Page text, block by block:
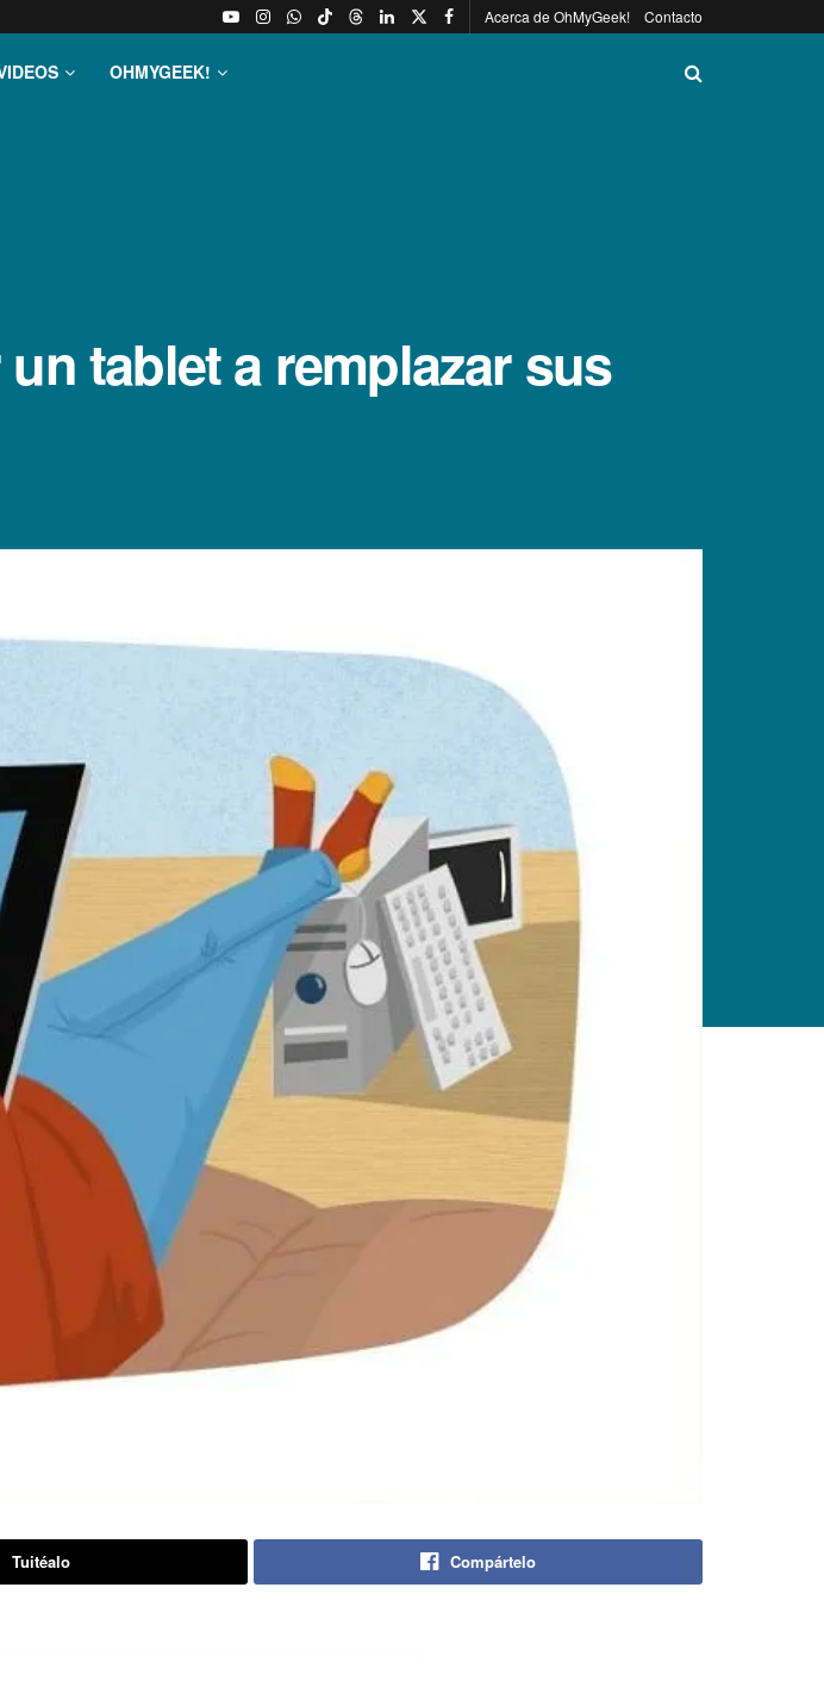
Acerca de OhMyGeek! Contacto
OHMYGEEK!
tablet a remplazar sus
Tuitéalo Compártelo